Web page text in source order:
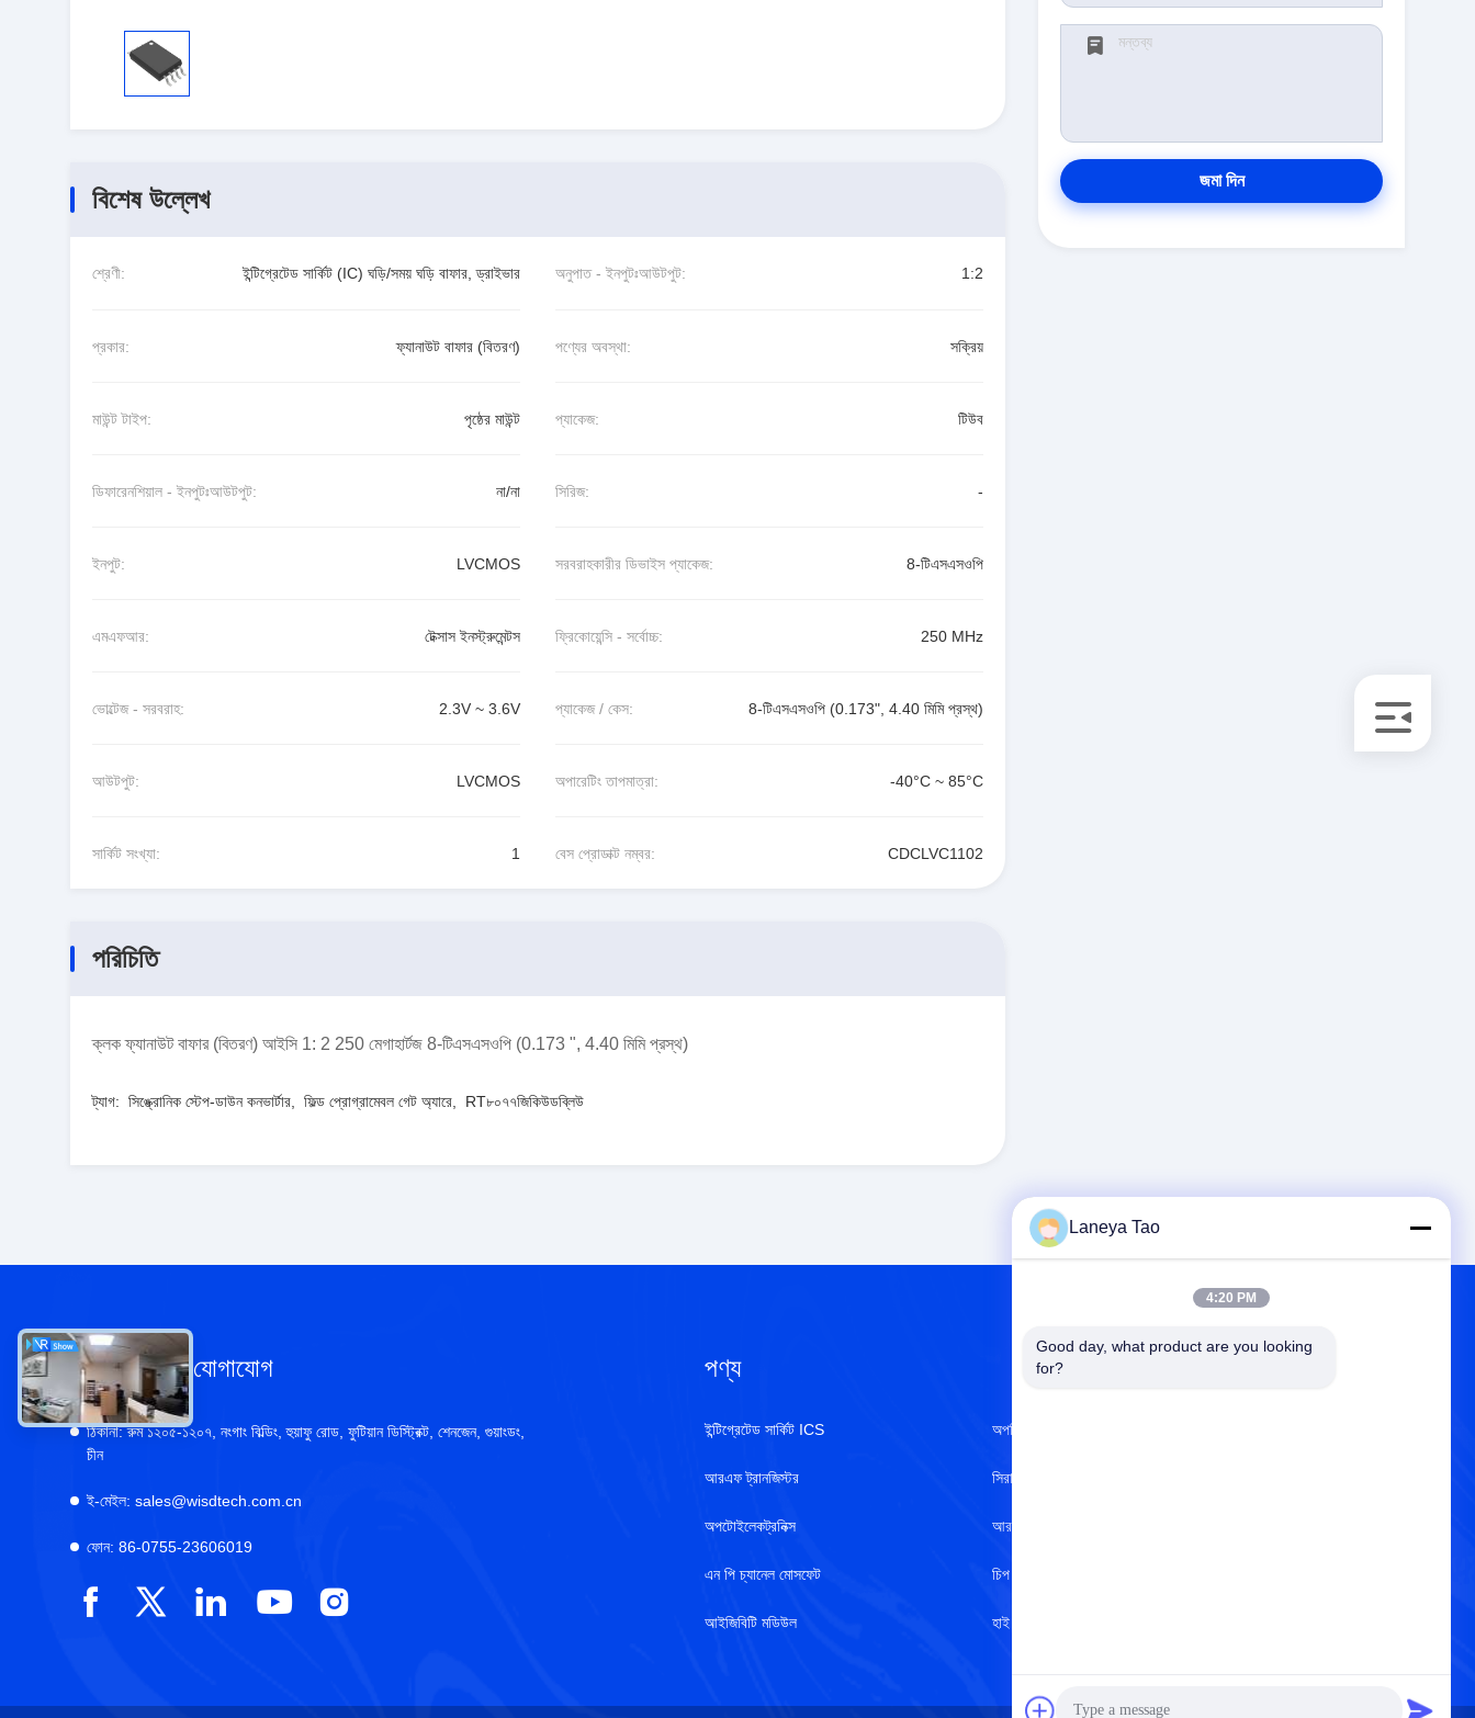
বিশেষ উল্লেখ
শ্রেণী: ইন্টিগ্রেটেড সার্কিট (IC) ঘড়ি/সময় ঘড়ি বাফার, ড্রাইভার অনুপাত - ইনপুটঃআউটপুট: 1:2
প্রকার: ফ্যানাউট বাফার (বিতরণ) পণ্যের অবস্থা: সক্রিয়
মাউন্ট টাইপ: পৃষ্ঠের মাউন্ট প্যাকেজ: টিউব
ডিফারেনশিয়াল - ইনপুটঃআউটপুট: না/না সিরিজ: -
ইনপুট: LVCMOS সরবরাহকারীর ডিভাইস প্যাকেজ: 8-টিএসএসওপি
এমএফআর: টেক্সাস ইনস্ট্রুমেন্টস ফ্রিকোয়েন্সি - সর্বোচ্চ: 250 MHz
ভোল্টেজ - সরবরাহ: 2.3V ~ 3.6V প্যাকেজ / কেস: 8-টিএসএসওপি (0.173", 4.40 মিমি প্রস্থ)
আউটপুট: LVCMOS অপারেটিং তাপমাত্রা: -40°C ~ 85°C
সার্কিট সংখ্যা: 1 বেস প্রোডাক্ট নম্বর: CDCLVC1102
পরিচিতি
ক্লক ফ্যানাউট বাফার (বিতরণ) আইসি 1: 2 250 মেগাহার্টজ 8-টিএসএসওপি (0.173 ", 4.40 মিমি প্রস্থ)
ট্যাগ: সিঙ্ক্রোনিক স্টেপ-ডাউন কনভার্টার ফিল্ড প্রোগ্রামেবল গেট অ্যারে RT৮০৭৭জিকিউডব্লিউ
জমা দিন
আমাদের সাথে যোগাযোগ
ঠিকানা:রুম ১২০৫-১২০৭, নংগাং বিল্ডিং, হুয়াফু রোড, ফুটিয়ান ডিস্ট্রিক্ট, শেনজেন, গুয়াংডং,
চীন
ই-মেইল: sales@wisdtech.com.cn
ফোন: 86-0755-23606019
পণ্য
ইন্টিগ্রেটেড সার্কিট ICS
আরএফ ট্রানজিস্টর
অপটোইলেকট্রনিক্স
এন পি চ্যানেল মোসফেট
আইজিবিটি মডিউল
অপটিক্যাল সেন্সর
সিরামিক ক্যাপাসিটার
আরএফ ইন্ডাক্টর
চিপ রেজিস্টর
হাই পাওয়ার এলইডি
Laneya Tao
4:20 PM
Good day, what product are you looking
for?